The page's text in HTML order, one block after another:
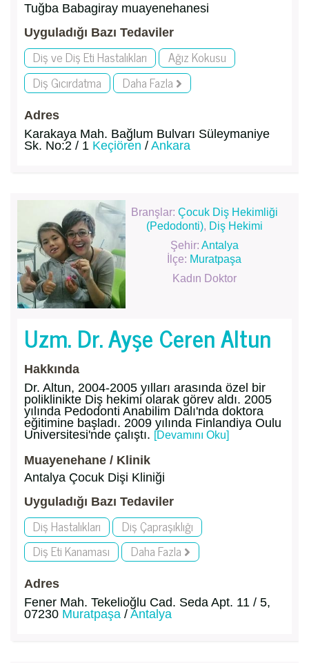
Tuğba Babagiray muayenehanesi
Uyguladığı Bazı Tedaviler
Diş ve Diş Eti Hastalıkları
Ağız Kokusu
Diş Gıcırdatma
Daha Fazla
Adres
Karakaya Mah. Bağlum Bulvarı Süleymaniye
Sk. No:2 / 1 Keçiören / Ankara
Branşlar: Çocuk Diş Hekimliği
(Pedodonti), Diş Hekimi
Şehir: Antalya
İlçe: Muratpaşa
Kadın Doktor
Uzm. Dr. Ayşe Ceren Altun
Hakkında
Dr. Altun, 2004-2005 yılları arasında özel bir
poliklinikte Diş hekimi olarak görev aldı. 2005
yılında Pedodonti Anabilim Dalı'nda doktora
eğitimine başladı. 2009 yılında Finlandiya Oulu
Universitesi'nde çalıştı. [Devamını Oku]
Muayenehane / Klinik
Antalya Çocuk Dişi Kliniği
Uyguladığı Bazı Tedaviler
Diş Hastalıkları
Diş Çapraşıklığı
Diş Eti Kanaması
Daha Fazla
Adres
Fener Mah. Tekelioğlu Cad. Seda Apt. 11 / 5,
07230 Muratpaşa / Antalya